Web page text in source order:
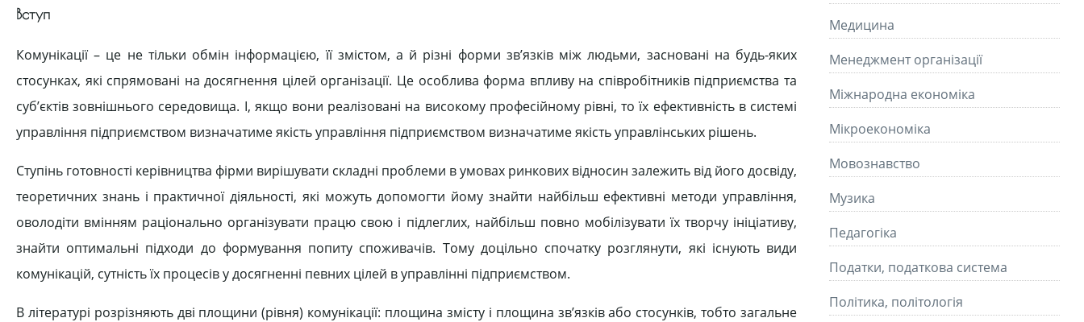
Вступ
Комунікації – це не тільки обмін інформацією, її змістом, а й різні форми зв’язків між людьми, засновані на будь-яких
стосунках, які спрямовані на досягнення цілей організації. Це особлива форма впливу на співробітників підприємства та
суб’єктів зовнішнього середовища. І, якщо вони реалізовані на високому професійному рівні, то їх ефективність в системі
управління підприємством визначатиме якість управління підприємством визначатиме якість управлінських рішень.
Ступінь готовності керівництва фірми вирішувати складні проблеми в умовах ринкових відносин залежить від його досвіду,
теоретичних знань і практичної діяльності, які можуть допомогти йому знайти найбільш ефективні методи управління,
оволодіти вмінням раціонально організувати працю свою і підлеглих, найбільш повно мобілізувати їх творчу ініціативу,
знайти оптимальні підходи до формування попиту споживачів. Тому доцільно спочатку розглянути, які існують види
комунікацій, сутність їх процесів у досягненні певних цілей в управлінні підприємством.
В літературі розрізняють дві площини (рівня) комунікації: площина змісту і площина зв’язків або стосунків, тобто загальне
Медицина
Менеджмент організації
Міжнародна економіка
Мікроекономіка
Мовознавство
Музика
Педагогіка
Податки, податкова система
Політика, політологія